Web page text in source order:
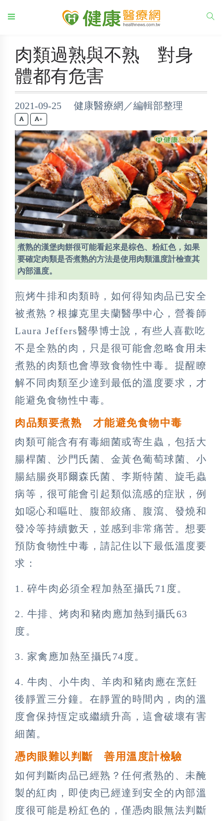
肉類過熟與不熟 對身
體都有危害
2021-09-25 健康醫療網／編輯部整理
+
煮熟的漢堡肉餅很可能看起來是棕色、粉紅色，如果
要確定肉類是否煮熟的方法是使用肉類溫度計檢查其
內部溫度。
煎烤牛排和肉類時，如何得知肉品已安全
被煮熟？根據克里夫蘭醫學中心，營養師
Laura Jeffers醫學博士說，有些人喜歡吃
不是全熟的肉，只是很可能會忽略食用未
煮熟的肉類也會導致食物性中毒。提醒瞭
解不同肉類至少達到最低的溫度要求，才
能避免食物性中毒。
肉品類要煮熟 才能避免食物中毒
肉類可能含有有毒細菌或寄生蟲，包括大
腸桿菌、沙門氏菌、金黃色葡萄球菌、小
腸結腸炎耶爾森氏菌、李斯特菌、旋毛蟲
病等，很可能會引起類似流感的症狀，例
如噁心和嘔吐、腹部絞痛、腹瀉、發燒和
發冷等持續數天，並感到非常痛苦。想要
預防食物性中毒，請記住以下最低溫度要
求：
1. 碎牛肉必須全程加熱至攝氏71度。
2. 牛排、烤肉和豬肉應加熱到攝氏63
度。
3. 家禽應加熱至攝氏74度。
4. 牛肉、小牛肉、羊肉和豬肉應在烹飪
後靜置三分鐘。在靜置的時間內，肉的溫
度會保持恆定或繼續升高，這會破壞有害
細菌。
憑肉眼難以判斷 善用溫度計檢驗
如何判斷肉品已經熟？任何煮熟的、未醃
製的紅肉，即使肉已經達到安全的內部溫
度很可能是粉紅色的，僅憑肉眼無法判斷